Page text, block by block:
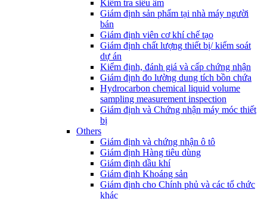
Kiểm tra siêu âm
Giám định sản phẩm tại nhà máy người
bán
Giám định viên cơ khí chế tạo
Giám định chất lượng thiết bị/ kiểm soát
dự án
Kiểm định, đánh giá và cấp chứng nhận
Giám định đo lường dung tích bồn chứa
Hydrocarbon chemical liquid volume
sampling measurement inspection
Giám định và Chứng nhận máy móc thiết
bị
Others
Giám định và chứng nhận ô tô
Giám định Hàng tiêu dùng
Giám định dầu khí
Giám định Khoáng sản
Giám định cho Chính phủ và các tổ chức
khác